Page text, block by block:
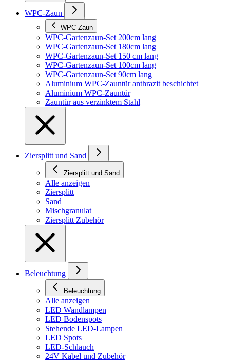
WPC-Zaun
WPC-Zaun
WPC-Gartenzaun-Set 200cm lang
WPC-Gartenzaun-Set 180cm lang
WPC-Gartenzaun-Set 150 cm lang
WPC-Gartenzaun-Set 100cm lang
WPC-Gartenzaun-Set 90cm lang
Aluminium WPC-Zauntür anthrazit beschichtet
Aluminium WPC-Zauntür
Zauntür aus verzinktem Stahl
Ziersplitt und Sand
Ziersplitt und Sand
Alle anzeigen
Ziersplitt
Sand
Mischgranulat
Ziersplitt Zubehör
Beleuchtung
Beleuchtung
Alle anzeigen
LED Wandlampen
LED Bodenspots
Stehende LED-Lampen
LED Spots
LED-Schlauch
24V Kabel und Zubehör